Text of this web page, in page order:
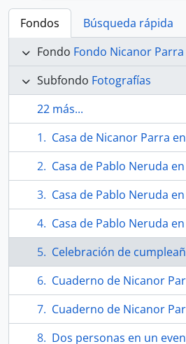
Fondos
Búsqueda rápida
Fondo Fondo Nicanor Parra
Subfondo Fotografías
22 más...
Casa de Nicanor Parra en Las
Casa de Pablo Neruda en Isla
Casa de Pablo Neruda en Isla
Casa de Pablo Neruda en Isla
Celebración de cumpleaños 80 de Nicanor
Cuaderno de Nicanor
Cuaderno de Nicanor
Dos personas en un